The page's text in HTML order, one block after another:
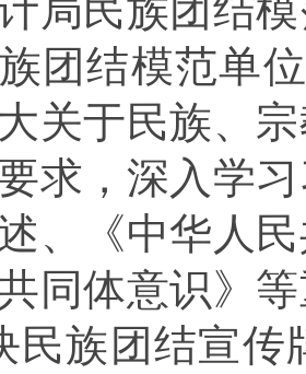
局民族团结
团结模范单
关于民族、
求，深入 学
、《中华人
同体意识》
民族团结宣传